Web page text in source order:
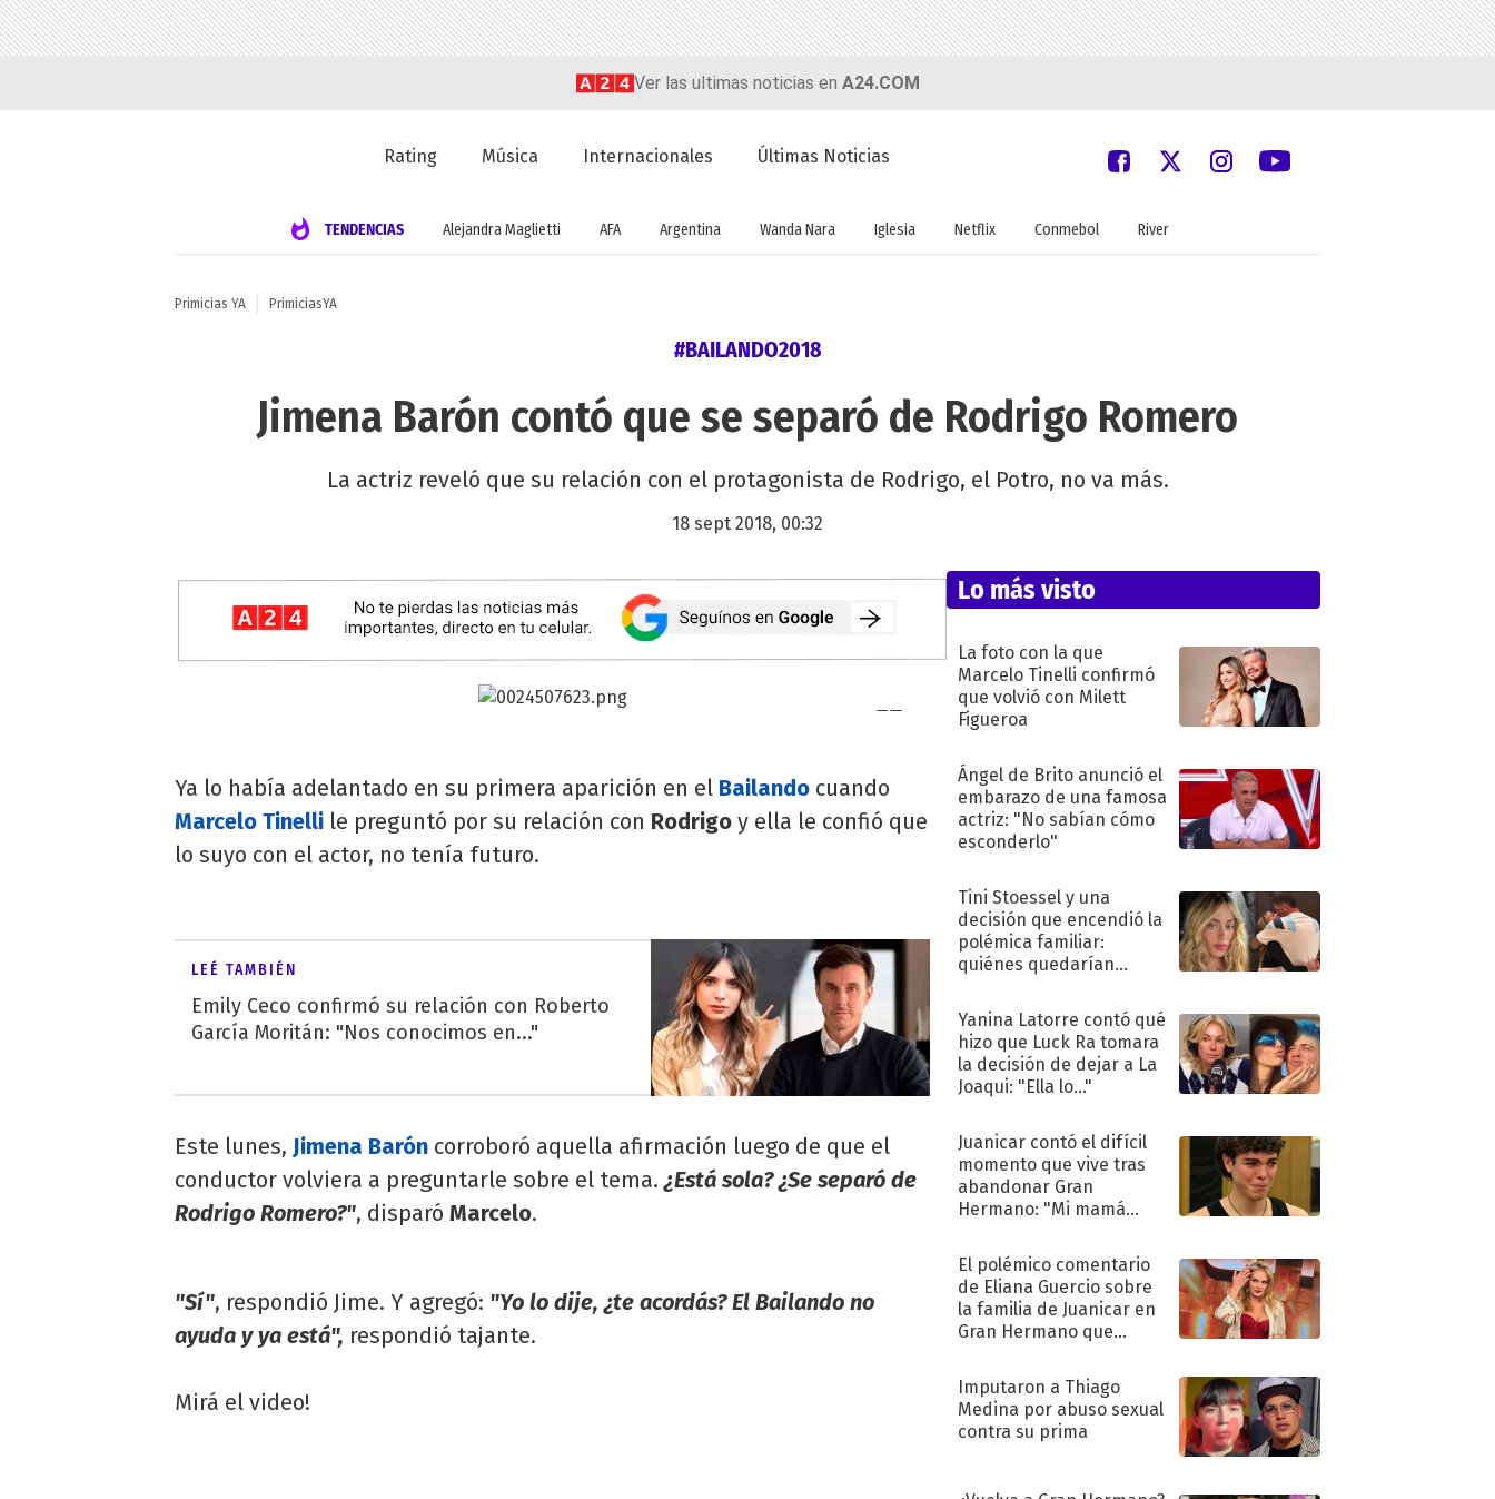
Ver las ultimas noticias en A24.COM
Rating Música Internacionales Últimas Noticias
TENDENCIAS Alejandra Maglietti AFA Argentina Wanda Nara Iglesia Netflix Conmebol River
Primicias YA PrimiciasYA
#BAILANDO2018
Jimena Barón contó que se separó de Rodrigo Romero
La actriz reveló que su relación con el protagonista de Rodrigo, el Potro, no va más.
18 sept 2018, 00:32
Ya lo había adelantado en su primera aparición en el Bailando cuando
Marcelo Tinelli le preguntó por su relación con Rodrigo y ella le confió que
lo suyo con el actor, no tenía futuro.
LEÉ TAMBIÉN
Emily Ceco confirmó su relación con Roberto
García Moritán: "Nos conocimos en..."
Este lunes, Jimena Barón corroboró aquella afirmación luego de que el
conductor volviera a preguntarle sobre el tema.¿Está sola? ¿Se separó de
Rodrigo Romero?", disparó Marcelo.
"Sí", respondió Jime. Y agregó: "Yo lo dije, ¿te acordás? El Bailando no
ayuda y ya está", respondió tajante.
Mirá el video!
Lo más visto
La foto con la que
Marcelo Tinelli confirmó
que volvió con Milett
Figueroa
Ángel de Brito anunció el
embarazo de una famosa
actriz: "No sabían cómo
esconderlo"
Tini Stoessel y una
decisión que encendió la
polémica familiar:
quiénes quedarían
Yanina Latorre contó qué
hizo que Luck Ra tomara
la decisión de dejar a La
Joaqui: "Ella lo..."
Juanicar contó el difícil
momento que vive tras
abandonar Gran
Hermano: "Mi mamá
El polémico comentario
de Eliana Guercio sobre
la familia de Juanicar en
Gran Hermano que
Imputaron a Thiago
Medina por abuso sexual
contra su prima